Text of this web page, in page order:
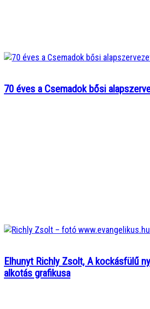
70 éves a Csemadok bősi
Elhunyt Richly Zsolt, A kockásfülű
alkotás grafikusa